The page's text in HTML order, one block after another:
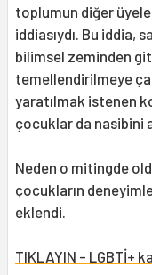
toplumun diğer
iddiasıydı. Bu iddia,
bilimsel zeminden
temellendirilmeye
yaratılmak istenen
çocuklar da nasibini
Neden o mitingde
çocukların
eklendi.
TIKLAYIN - LGBTİ+